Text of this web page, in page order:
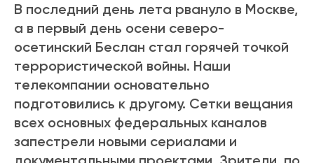
В последний день лета рвануло в Москве,
а в первый день осени северо-
осетинский Беслан стал горячей точкой
террористической войны. Наши
телекомпании основательно
подготовились к другому. Сетки вещания
всех основных федеральных каналов
запестрели новыми сериалами и